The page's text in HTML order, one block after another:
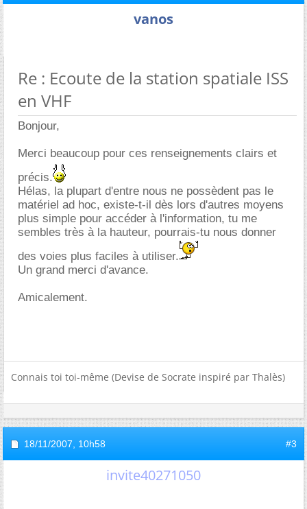
vanos
Re : Ecoute de la station spatiale ISS
en VHF
Bonjour,
Merci beaucoup pour ces renseignements clairs et
précis.
Hélas, la plupart d'entre nous ne possèdent pas le
matériel ad hoc, existe-t-il dès lors d'autres moyens
plus simple pour accéder à l'information, tu me
sembles très à la hauteur, pourrais-tu nous donner
des voies plus faciles à utiliser.
Un grand merci d'avance.
Amicalement.
Connais toi toi-même (Devise de Socrate inspiré par Thalès)
18/11/2007, 10h58 #3
invite40271050